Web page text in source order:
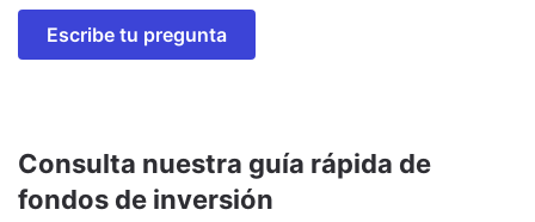
Escribe tu pregunta
Consulta nuestra guía rápida de
fondos de inversión